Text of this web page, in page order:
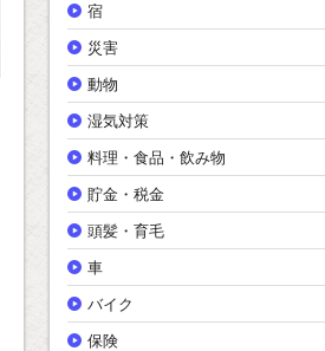
宿
災害
動物
湿気対策
料理・食品・飲み物
貯金・税金
頭髪・育毛
車
バイク
保険